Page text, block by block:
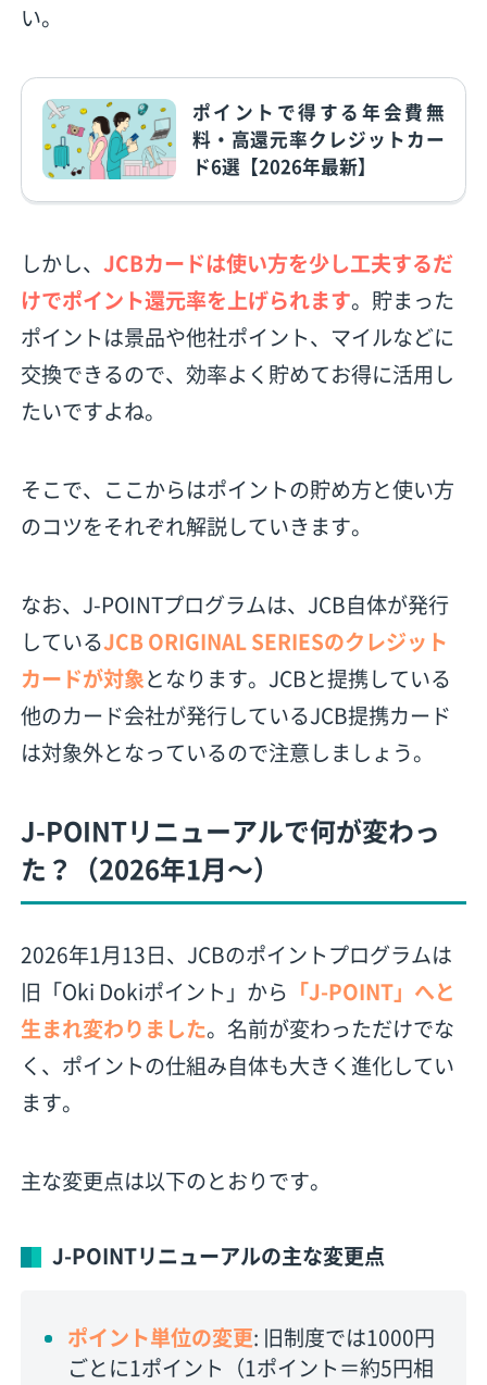
い。
ポイントで得する年会費無
料・高還元率クレジットカー
ド6選【2026年最新】
しかし、JCBカードは使い方を少し工夫するだ
けでポイント還元率を上げられます。貯まった
ポイントは景品や他社ポイント、マイルなどに
交換できるので、効率よく貯めてお得に活用し
たいですよね。
そこで、ここからはポイントの貯め方と使い方
のコツをそれぞれ解説していきます。
なお、J-POINTプログラムは、JCB自体が発行
しているJCB ORIGINAL SERIESのクレジット
カードが対象となります。JCBと提携している
他のカード会社が発行しているJCB提携カード
は対象外となっているので注意しましょう。
J-POINTリニューアルで何が変わっ
た？（2026年1月〜）
2026年1月13日、JCBのポイントプログラムは
旧「Oki Dokiポイント」から 「J-POINT」へと
生まれ変わりました。名前が変わっただけでな
く、ポイントの仕組み自体も大きく進化してい
ます。
主な変更点は以下のとおりです。
J-POINTリニューアルの主な変更点
ポイント単位の変更: 旧制度では1000円
ごとに1ポイント（1ポイント＝約5円相